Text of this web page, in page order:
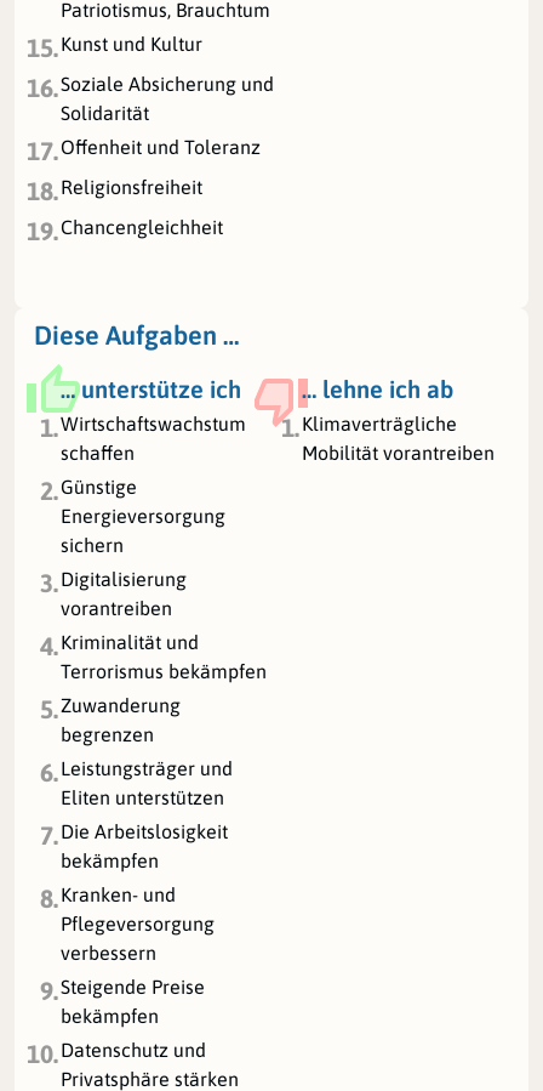
Patriotismus, Brauchtum
15.Kunst und Kultur
16.Soziale Absicherung und
Solidarität
17.Offenheit und Toleranz
18.Religionsfreiheit
19.Chancengleichheit
Diese Aufgaben …
… unterstütze ich
… lehne ich ab
1.Wirtschaftswachstum
schaffen
1.Klimaverträgliche
Mobilität vorantreiben
2.Günstige
Energieversorgung
sichern
3.Digitalisierung
vorantreiben
4.Kriminalität und
Terrorismus bekämpfen
5.Zuwanderung
begrenzen
6.Leistungsträger und
Eliten unterstützen
7.Die Arbeitslosigkeit
bekämpfen
8.Kranken- und
Pflegeversorgung
verbessern
9.Steigende Preise
bekämpfen
10.Datenschutz und
Privatsphäre stärken